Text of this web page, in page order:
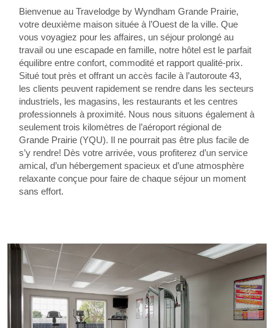
Bienvenue au Travelodge by Wyndham Grande Prairie,
votre deuxième maison située à l’Ouest de la ville. Que
vous voyagiez pour les affaires, un séjour prolongé au
travail ou une escapade en famille, notre hôtel est le parfait
équilibre entre confort, commodité et rapport qualité-prix.
Situé tout près et offrant un accès facile à l’autoroute 43,
les clients peuvent rapidement se rendre dans les secteurs
industriels, les magasins, les restaurants et les centres
professionnels à proximité. Nous nous situons également à
seulement trois kilomètres de l’aéroport régional de
Grande Prairie (YQU). Il ne pourrait pas être plus facile de
s’y rendre! Dès votre arrivée, vous profiterez d’un service
amical, d’un hébergement spacieux et d’une atmosphère
relaxante conçue pour faire de chaque séjour un moment
sans effort.